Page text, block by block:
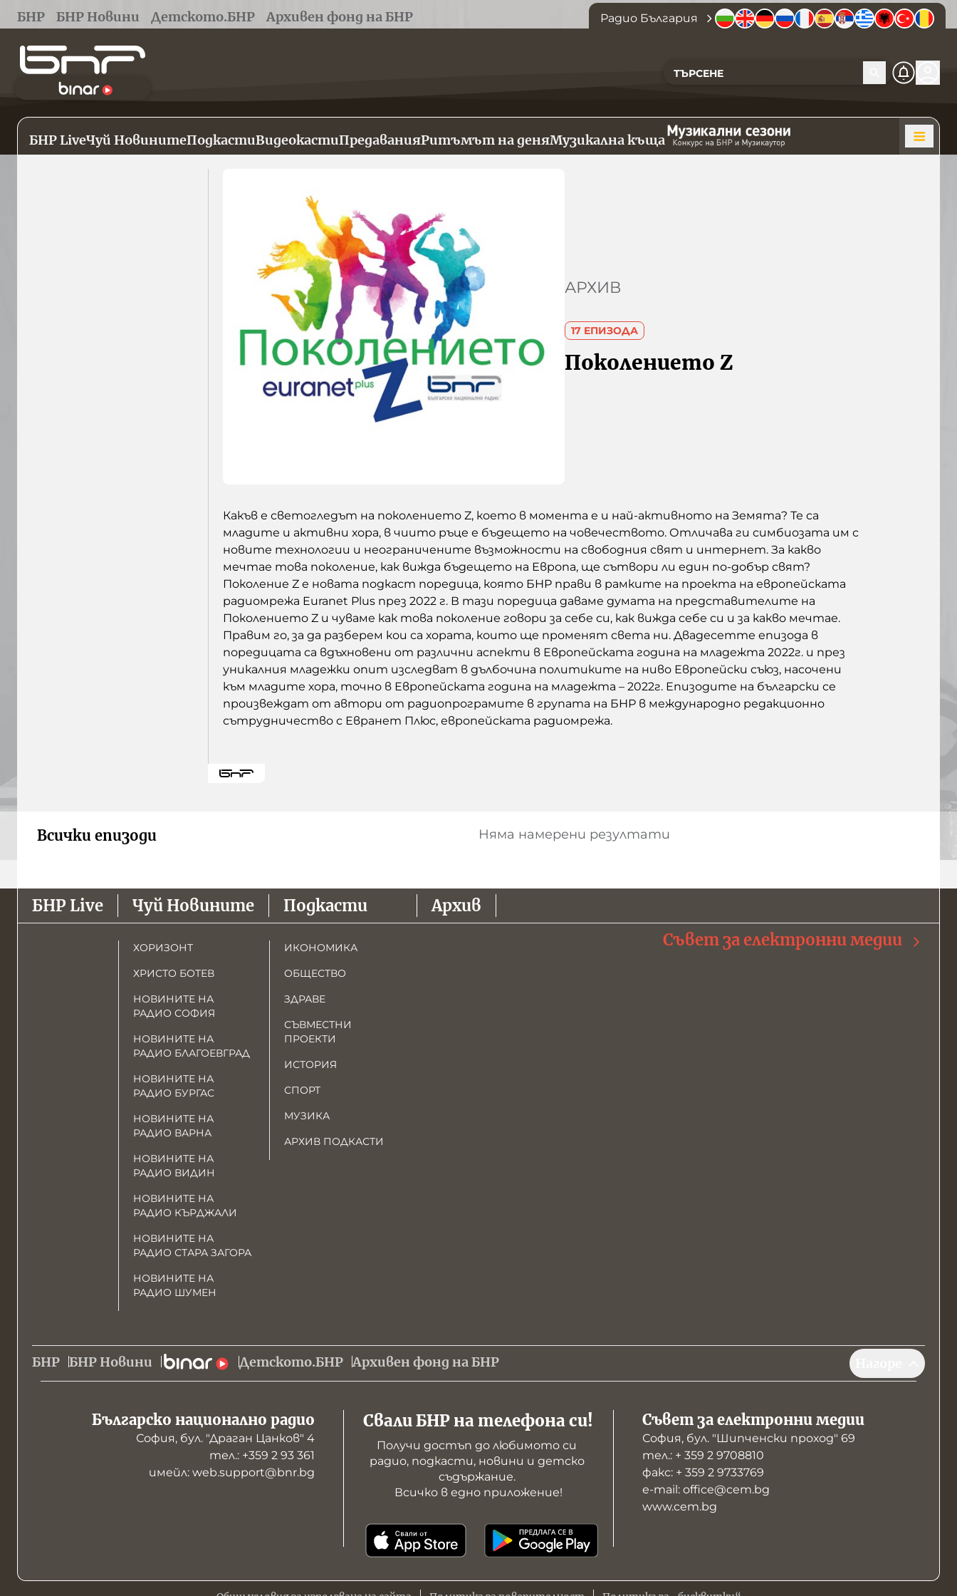
БНР БНР Новини Детското.БНР Архивен фонд на БНР Радио България
БНР LiveЧуй НовинитеПодкастиВидеокастиПредаванияРитъмът на деняМузикална къща
АРХИВ
17 ЕПИЗОДА
Поколението Z
Какъв е светогледът на поколението Z, което в момента е и най-активното на Земята? Те са
младите и активни хора, в чиито ръце е бъдещето на човечеството. Отличава ги симбиозата им с
новите технологии и неограничените възможности на свободния свят и интернет. За какво
мечтае това поколение, как вижда бъдещето на Европа, ще сътвори ли един по-добър свят?
Поколение Z е новата подкаст поредица, която БНР прави в рамките на проекта на европейската
радиомрежа Euranet Plus през 2022 г. В тази поредица даваме думата на представителите на
Поколението Z и чуваме как това поколение говори за себе си, как вижда себе си и за какво мечтае.
Правим го, за да разберем кои са хората, които ще променят света ни. Двадесетте епизода в
поредицата са вдъхновени от различни аспекти в Европейската година на младежта 2022г. и през
уникалния младежки опит изследват в дълбочина политиките на ниво Европейски съюз, насочени
към младите хора, точно в Европейската година на младежта – 2022г. Епизодите на български се
произвеждат от автори от радиопрограмите в групата на БНР в международно редакционно
сътрудничество с Евранет Плюс, европейската радиомрежа.
Всички епизоди Няма намерени резултати
БНР Live Чуй Новините
ХОРИЗОНТ
ХРИСТО БОТЕВ
НОВИНИТЕ НА
РАДИО СОФИЯ
НОВИНИТЕ НА
РАДИО БЛАГОЕВГРАД
НОВИНИТЕ НА
РАДИО БУРГАС
НОВИНИТЕ НА
РАДИО ВАРНА
НОВИНИТЕ НА
РАДИО ВИДИН
НОВИНИТЕ НА
РАДИО КЪРДЖАЛИ
НОВИНИТЕ НА
РАДИО СТАРА ЗАГОРА
НОВИНИТЕ НА
РАДИО ШУМЕН
Подкасти
ИКОНОМИКА
ОБЩЕСТВО
ЗДРАВЕ
СЪВМЕСТНИ
ПРОЕКТИ
ИСТОРИЯ
СПОРТ
МУЗИКА
АРХИВ ПОДКАСТИ
Архив
Съвет за електронни медии
БНР БНР Новини Детското.БНР Архивен фонд на БНР
Българско национално радио
София, бул. "Драган Цанков" 4
тел.: +359 2 93 361
имейл: web.support@bnr.bg
Свали БНР на телефона си!
Получи достъп до любимото си
радио, подкасти, новини и детско
съдържание.
Всичко в едно приложение!
Съвет за електронни медии
София, бул. "Шипченски проход" 69
тел.: + 359 2 9708810
факс: + 359 2 9733769
е-mail: office@cem.bg
www.cem.bg